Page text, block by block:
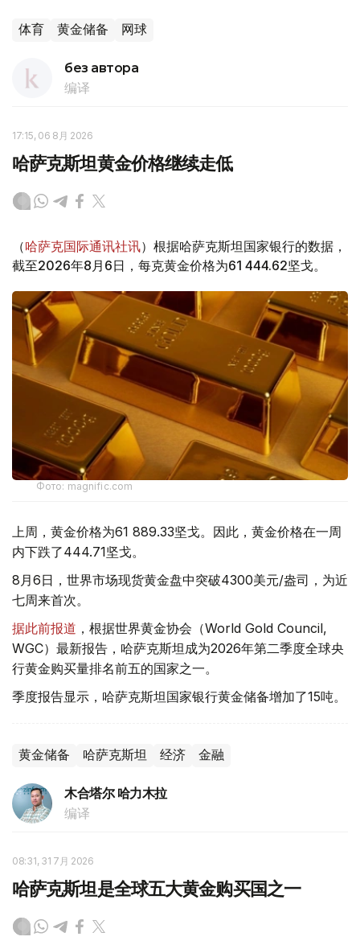
体育 黄金储备 网球
без автора
编译
17:15, 06 8月 2026
哈萨克斯坦黄金价格继续走低
（哈萨克国际通讯社讯）根据哈萨克斯坦国家银行的数据，
截至2026年8月6日，每克黄金价格为61 444.62坚戈。
Фото: magnific.com
上周，黄金价格为61 889.33坚戈。因此，黄金价格在一周
内下跌了444.71坚戈。
8月6日，世界市场现货黄金盘中突破4300美元/盎司，为近
七周来首次。
据此前报道 ，根据世界黄金协会（World Gold Council,
WGC）最新报告，哈萨克斯坦成为2026年第二季度全球央
行黄金购买量排名前五的国家之一。
季度报告显示，哈萨克斯坦国家银行黄金储备增加了15吨。
黄金储备 哈萨克斯坦 经济 金融
木合塔尔 哈力木拉
编译
08:31, 31 7月 2026
哈萨克斯坦是全球五大黄金购买国之一